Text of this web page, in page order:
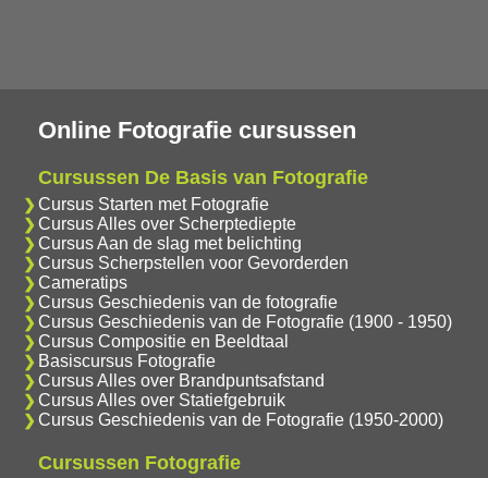
Online Fotografie cursussen
Cursussen De Basis van Fotografie
Cursus Starten met Fotografie
Cursus Alles over Scherptediepte
Cursus Aan de slag met belichting
Cursus Scherpstellen voor Gevorderden
Cameratips
Cursus Geschiedenis van de fotografie
Cursus Geschiedenis van de Fotografie (1900 - 1950)
Cursus Compositie en Beeldtaal
Basiscursus Fotografie
Cursus Alles over Brandpuntsafstand
Cursus Alles over Statiefgebruik
Cursus Geschiedenis van de Fotografie (1950-2000)
Cursussen Fotografie